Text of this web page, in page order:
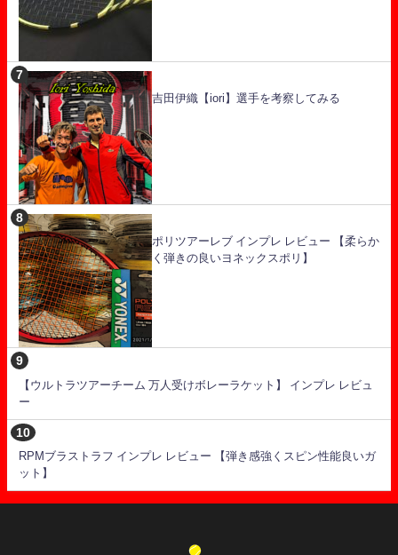
吉田伊織【iori】選手を考察してみる
ポリツアーレブ インプレ レビュー 【柔らか
く弾きの良いヨネックスポリ】
【ウルトラツアーチーム 万人受けボレーラケット】 インプレ レビュ
ー
RPMブラストラフ インプレ レビュー 【弾き感強くスピン性能良いガ
ット】